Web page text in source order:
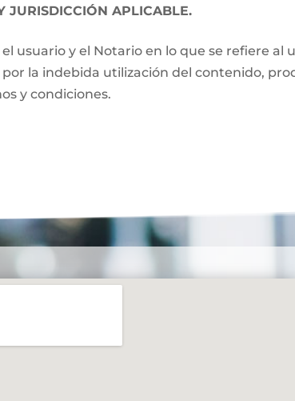
JURISDICCIÓN APLICABLE.
usuario y el Notario en lo que se refiere al
por la indebida utilización del contenido,
y condiciones.